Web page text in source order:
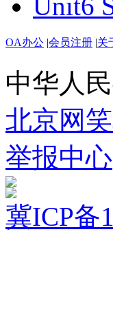
OA办公 |会员注册 |关
中华人
北京网
举报中心
冀ICP备